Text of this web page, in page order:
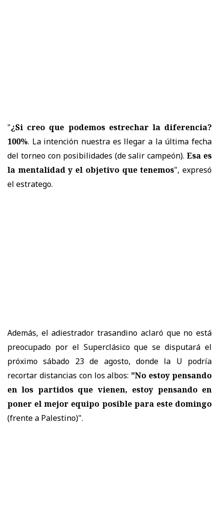
"¿Si creo que podemos estrechar la diferencia?
100%. La intención nuestra es llegar a la última fecha
del torneo con posibilidades (de salir campeón).Esa es
la mentalidad y el objetivo que tenemos", expresó
el estratego.
Además, el adiestrador trasandino aclaró que no está
preocupado por el Superclásico que se disputará el
próximo sábado 23 de agosto, donde la U podría
recortar distancias con los albos: "No estoy pensando
en los partidos que vienen, estoy pensando en
poner el mejor equipo posible para este domingo
(frente a Palestino)".